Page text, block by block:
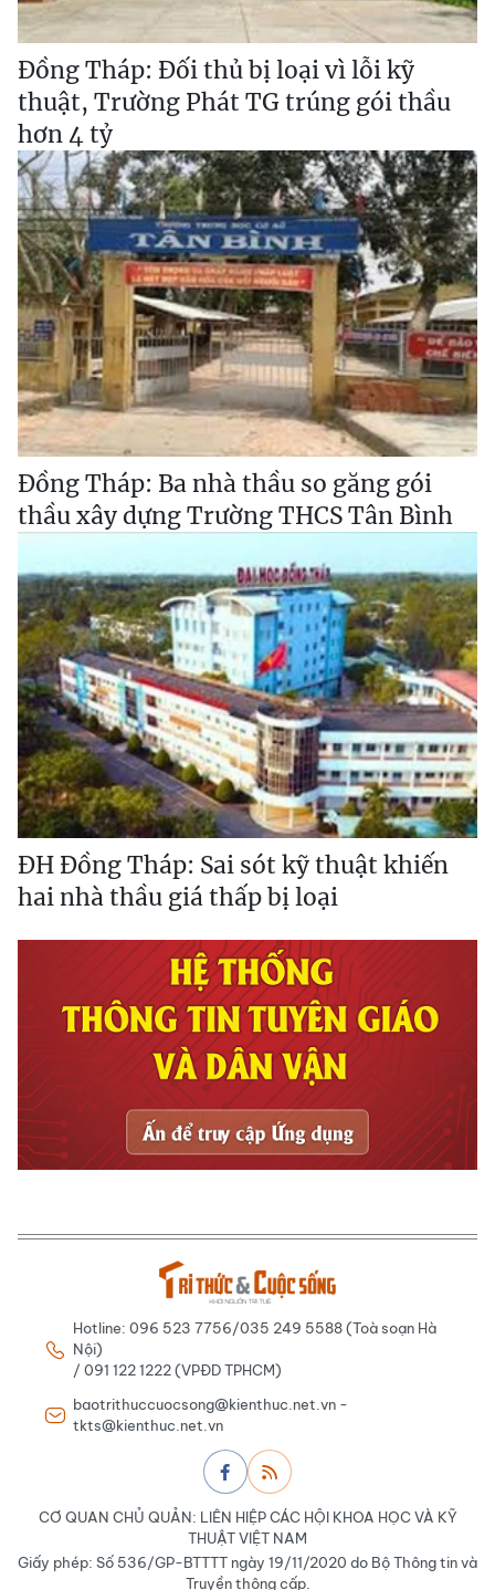
Đồng Tháp: Đối thủ bị loại vì lỗi kỹ
thuật, Trường Phát TG trúng gói thầu
hơn 4 tỷ
Đồng Tháp: Ba nhà thầu so găng gói
thầu xây dựng Trường THCS Tân Bình
ĐH Đồng Tháp: Sai sót kỹ thuật khiến
hai nhà thầu giá thấp bị loại
Hotline: 096 523 7756/035 249 5588 (Toà soạn Hà
Nội)
/ 091 122 1222 (VPĐD TPHCM)
baotrithuccuocsong@kienthuc.net.vn -
tkts@kienthuc.net.vn
CƠ QUAN CHỦ QUẢN: LIÊN HIỆP CÁC HỘI KHOA HỌC VÀ KỸ
THUẬT VIỆT NAM
Giấy phép: Số 536/GP-BTTTT ngày 19/11/2020 do Bộ Thông tin và
Truyền thông cấp.